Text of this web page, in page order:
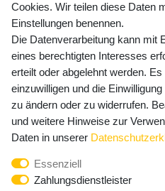
Newsletter
mehr
E-MAIL **
Newsletter
Honig
Hiermit bestätige ich, dass
widerrufen.**
Cookies. Wir teilen diese Daten
Einstellungen benennen.
Die Datenverarbeitung kann mit
eines berechtigten Interesses
erteilt oder abgelehnt werden.
einzuwilligen und die
zu ändern oder zu widerrufen.
und weitere Hinweise zur
Daten in unserer
Essenziell
Zahlungsdienstleister